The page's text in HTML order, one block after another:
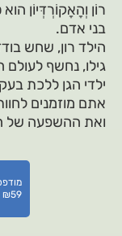
רוֹן וְהָאָקוֹרְדְּיוֹן
בני אדם.
הילד רון, שחש
גילו, נחשף לעולם
ילדי הגן ללכת
אתם מוזמנים
ואת ההשפעה של
₪59